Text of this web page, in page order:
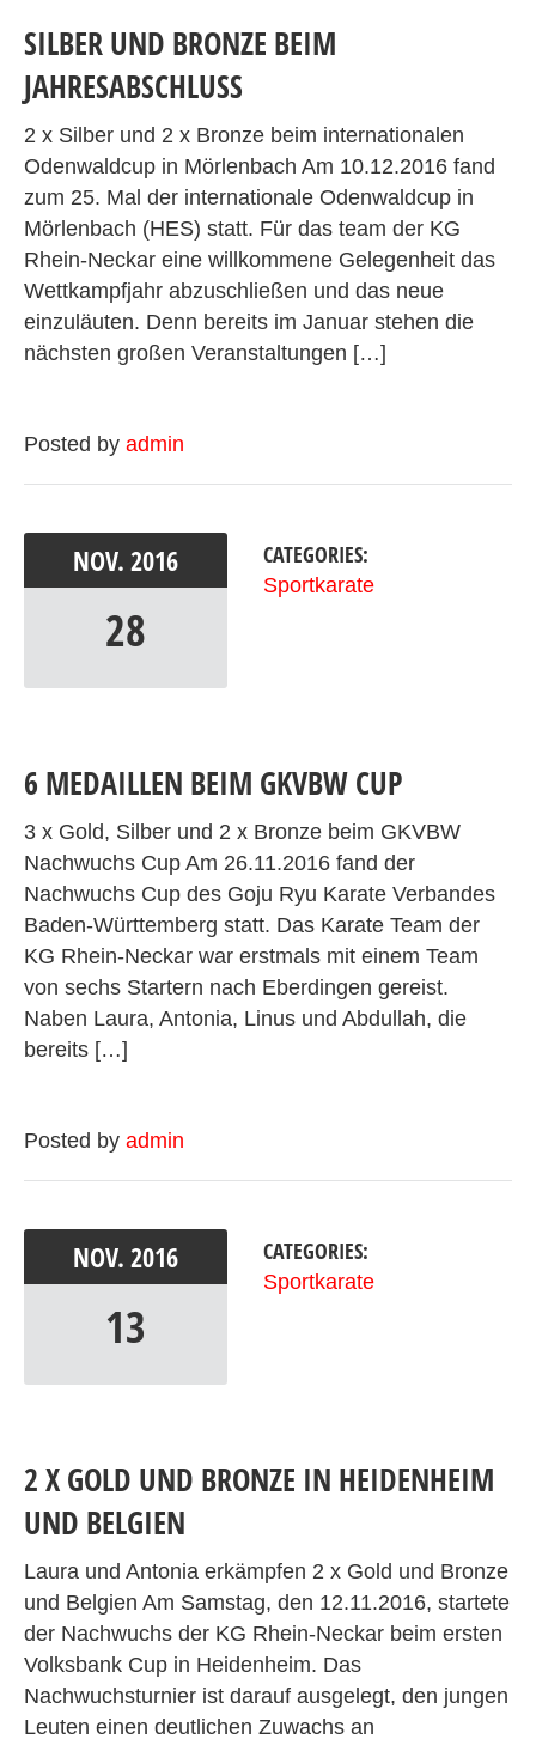
SILBER UND BRONZE BEIM
JAHRESABSCHLUSS
2 x Silber und 2 x Bronze beim internationalen
Odenwaldcup in Mörlenbach Am 10.12.2016 fand
zum 25. Mal der internationale Odenwaldcup in
Mörlenbach (HES) statt. Für das team der KG
Rhein-Neckar eine willkommene Gelegenheit das
Wettkampfjahr abzuschließen und das neue
einzuläuten. Denn bereits im Januar stehen die
nächsten großen Veranstaltungen […]
Posted by admin
NOV. 2016
28
CATEGORIES:
Sportkarate
6 MEDAILLEN BEIM GKVBW CUP
3 x Gold, Silber und 2 x Bronze beim GKVBW
Nachwuchs Cup Am 26.11.2016 fand der
Nachwuchs Cup des Goju Ryu Karate Verbandes
Baden-Württemberg statt. Das Karate Team der
KG Rhein-Neckar war erstmals mit einem Team
von sechs Startern nach Eberdingen gereist.
Naben Laura, Antonia, Linus und Abdullah, die
bereits […]
Posted by admin
NOV. 2016
13
CATEGORIES:
Sportkarate
2 X GOLD UND BRONZE IN HEIDENHEIM
UND BELGIEN
Laura und Antonia erkämpfen 2 x Gold und Bronze
und Belgien Am Samstag, den 12.11.2016, startete
der Nachwuchs der KG Rhein-Neckar beim ersten
Volksbank Cup in Heidenheim. Das
Nachwuchsturnier ist darauf ausgelegt, den jungen
Leuten einen deutlichen Zuwachs an